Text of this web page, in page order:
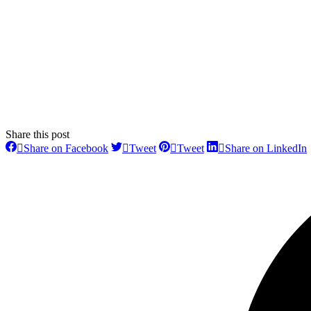
Share this post
Share on FacebookShareTweetShareTweetShareShare on LinkedIn